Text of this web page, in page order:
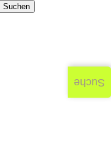
Suche